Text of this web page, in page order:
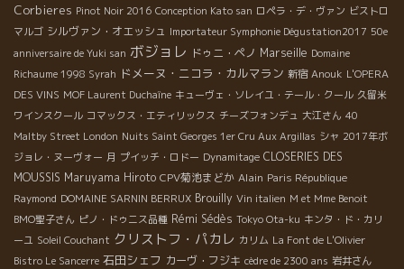
Corbieres Pinot Noir 2016 Conception Kato san ロペラ・デ・ヴァン ビストロ
マルゴ シルヴァン・オエッシュ Importateur Symphonie Dégustation2017 50e
anniversaire de Yuki san ボジョレ ドゥニ・ペノ Marseille Domaine
Richaume 1998 Syrah ドメーヌ・ニコラ・カルマラン 新宿 Anouk L'OPERA
DES VINS MOF Laurent Duchaîne キューヴェ・ソレイユ・テール・クール 久留米
ワインスクール コマックス・エティリックス チーズフォンデュ 大江さん 40
Maltby Street London Nuits Saint Georges 1er Cru Aux Argillas シャ 2017年ボ
ジョレ・ヌーヴォー 月 プイッチ・ロドー Dynamitage CLOSERIES DES
MOUSSIS Maruyama Hiroto CPV菊池まどか Alain Paris République
Raymond DOMAINE SARNIN BERRUX Brouilly Vin italien M et Mme Benoit
BMO聖子さん ピノ・ドゥニス品種 Rémi Sédès Tokyo Ota-ku キンタ・ド・カリ
ーユ Soleil Couchant クリストフ・パカレ カリム La Font de L'Olivier
Bistro Le Sancerre 石田シェフ カーヴ・フジキ cèdre de 2300 ans 岩井さん